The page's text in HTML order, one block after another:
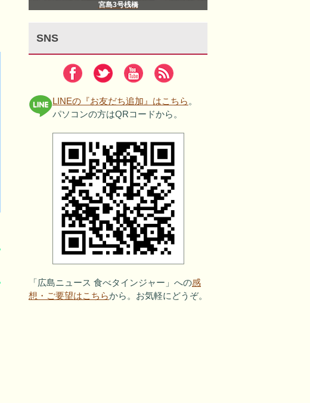
宮島3号桟橋
SNS
LINEの『お友だち追加』はこちら 。
パソコンの方はQRコードから。
「広島ニュース 食べタインジャー」への感
想・ご要望はこちらから。お気軽にどうぞ。